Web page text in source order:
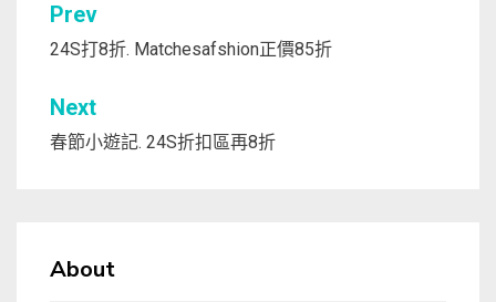
文
章
導
覽
Prev
24S打8折. Matchesafshion正價85折
Next
春節小遊記. 24S折扣區再8折
About